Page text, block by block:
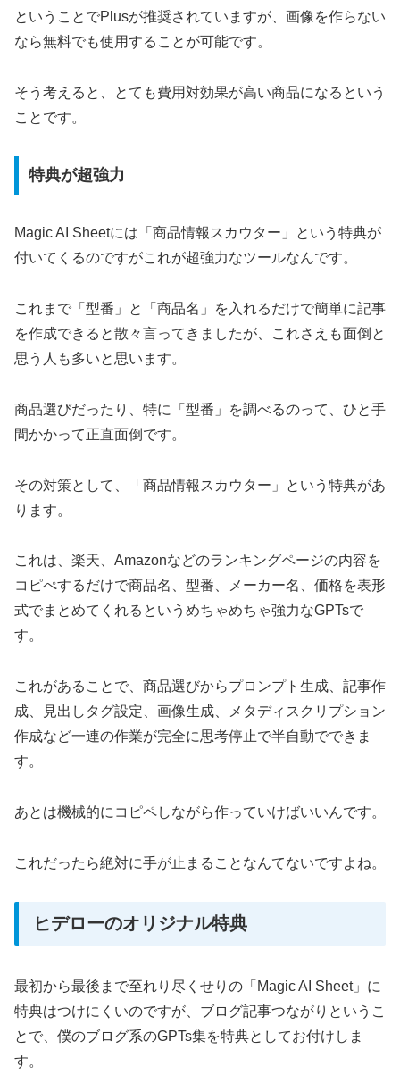
ということでPlusが推奨されていますが、画像を作らない
なら無料でも使用することが可能です。
そう考えると、とても費用対効果が高い商品になるという
ことです。
特典が超強力
Magic AI Sheetには「商品情報スカウター」という特典が
付いてくるのですがこれが超強力なツールなんです。
これまで「型番」と「商品名」を入れるだけで簡単に記事
を作成できると散々言ってきましたが、これさえも面倒と
思う人も多いと思います。
商品選びだったり、特に「型番」を調べるのって、ひと手
間かかって正直面倒です。
その対策として、「商品情報スカウター」という特典があ
ります。
これは、楽天、Amazonなどのランキングページの内容を
コピぺするだけで商品名、型番、メーカー名、価格を表形
式でまとめてくれるというめちゃめちゃ強力なGPTsで
す。
これがあることで、商品選びからプロンプト生成、記事作
成、見出しタグ設定、画像生成、メタディスクリプション
作成など一連の作業が完全に思考停止で半自動でできま
す。
あとは機械的にコピペしながら作っていけばいいんです。
これだったら絶対に手が止まることなんてないですよね。
ヒデローのオリジナル特典
最初から最後まで至れり尽くせりの「Magic AI Sheet」に
特典はつけにくいのですが、ブログ記事つながりというこ
とで、僕のブログ系のGPTs集を特典としてお付けしま
す。